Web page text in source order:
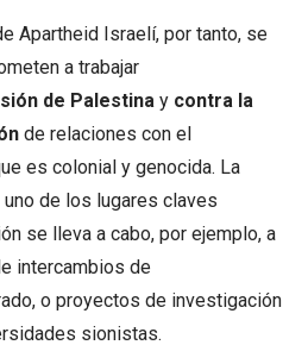
Apartheid Israelí, por tanto, se
a trabajar
de Palestina y contra la
de relaciones con el
es colonial y genocida. La
de los lugares claves
se lleva a cabo, por ejemplo, a
intercambios de
o proyectos de investigación
sionistas.